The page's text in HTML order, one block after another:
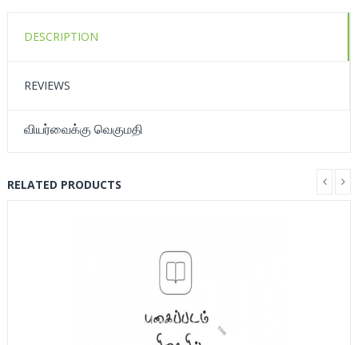
DESCRIPTION
REVIEWS
வியர்வைக்கு வெகுமதி
RELATED PRODUCTS